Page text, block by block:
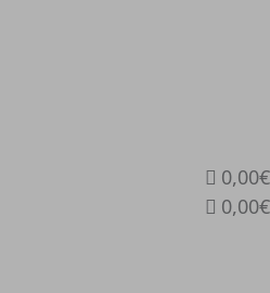
0,00€
0,00€